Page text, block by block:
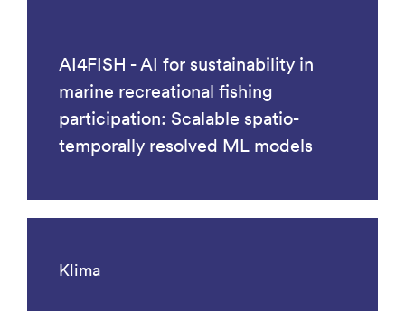
AI4FISH - AI for sustainability in
marine recreational fishing
participation: Scalable spatio-
temporally resolved ML models
Klima